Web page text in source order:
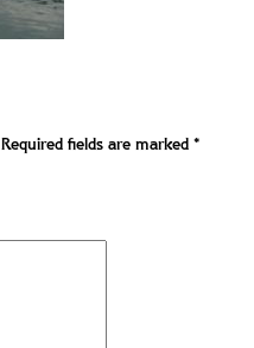
Required fields are marked*